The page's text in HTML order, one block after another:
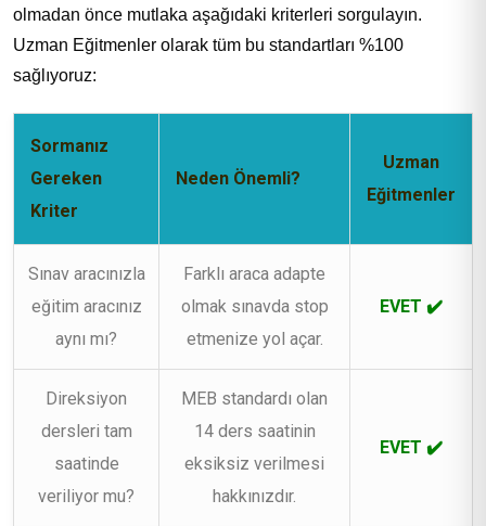
olmadan önce mutlaka aşağıdaki kriterleri sorgulayın.
Uzman Eğitmenler olarak tüm bu standartları %100
sağlıyoruz:
Sormanız
Gereken
Kriter
Neden Önemli?
Uzman
Eğitmenler
Sınav aracınızla
eğitim aracınız
aynı mı?
Farklı araca adapte
olmak sınavda stop
etmenize yol açar.
EVET ✔️
Direksiyon
dersleri tam
saatinde
veriliyor mu?
MEB standardı olan
14 ders saatinin
eksiksiz verilmesi
hakkınızdır.
EVET ✔️